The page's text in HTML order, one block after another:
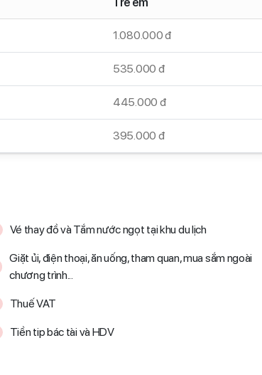
1.080.000 đ
535.000 đ
445.000 đ
395.000 đ
Vé thay đồ và Tắm nước ngọt tại khu du lịch
Giặt ủi, điện thoại, ăn uống, tham quan, mua sắm ngoài
chương trình...
Thuế VAT
Tiền tip bác tài và HDV